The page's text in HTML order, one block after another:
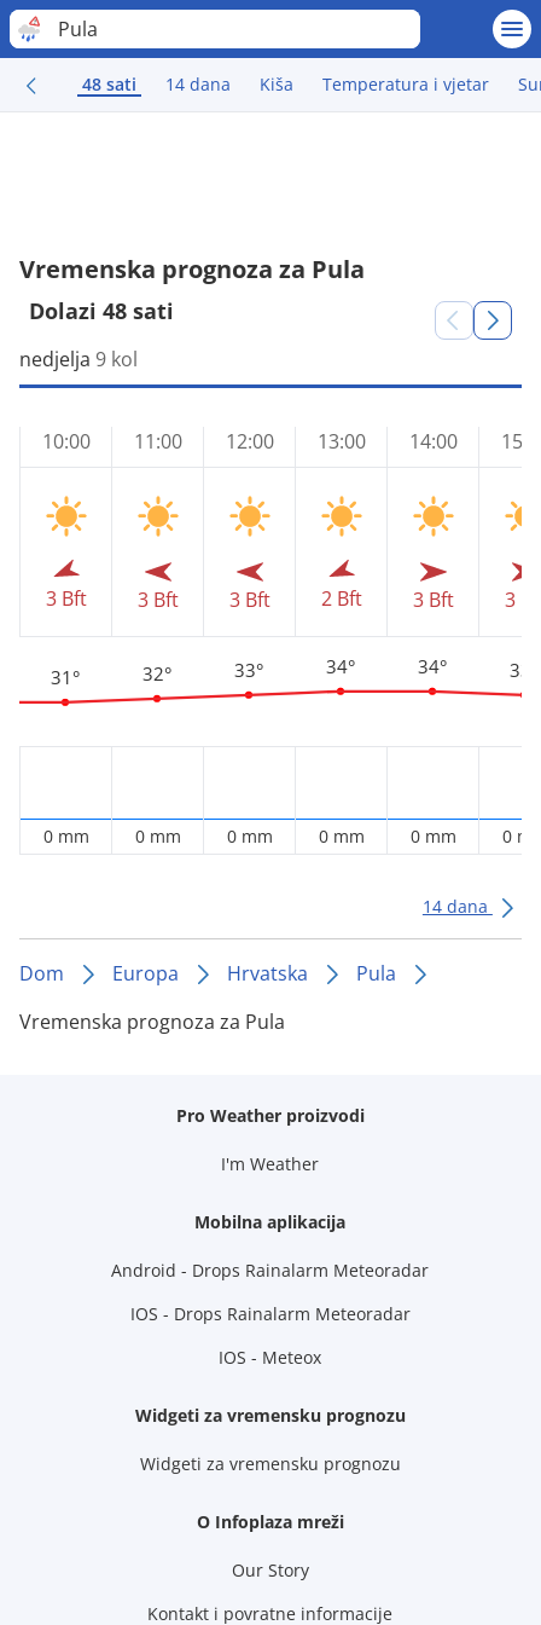
Pula
48 sati 14 dana Kiša Temperatura i vjetar
Vremenska prognoza za Pula
Dolazi 48 sati
nedjelja 9 kol
10:00
3 Bft
31°
0 mm
11:00
3 Bft
32°
0 mm
12:00
3 Bft
33°
0 mm
13:00
2 Bft
34°
0 mm
14:00
3 Bft
34°
0 mm
3
33°
0
14 dana
Dom Europa Hrvatska
Pula
Vremenska prognoza za Pula
Pro Weather proizvodi
I'm Weather
Mobilna aplikacija
Android - Drops Rainalarm Meteoradar
IOS - Drops Rainalarm Meteoradar
IOS - Meteox
Widgeti za vremensku prognozu
Widgeti za vremensku prognozu
O Infoplaza mreži
Our Story
Kontakt i povratne informacije